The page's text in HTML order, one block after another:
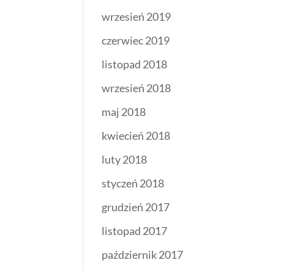
wrzesień 2019
czerwiec 2019
listopad 2018
wrzesień 2018
maj 2018
kwiecień 2018
luty 2018
styczeń 2018
grudzień 2017
listopad 2017
październik 2017